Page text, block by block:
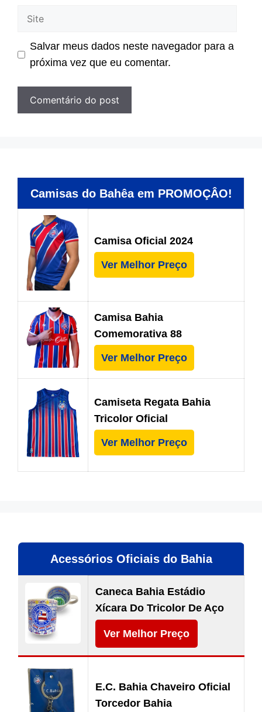
Site
Salvar meus dados neste navegador para a
próxima vez que eu comentar.
Camisas do Bahêa em PROMOÇÂO!
Camisa Oficial 2024
Ver Melhor Preço
Camisa Bahia
Comemorativa 88
Ver Melhor Preço
Camiseta Regata Bahia
Tricolor Oficial
Ver Melhor Preço
Acessórios Oficiais do Bahia
Caneca Bahia Estádio
Xícara Do Tricolor De Aço
Ver Melhor Preço
E.C. Bahia Chaveiro Oficial
Torcedor Bahia